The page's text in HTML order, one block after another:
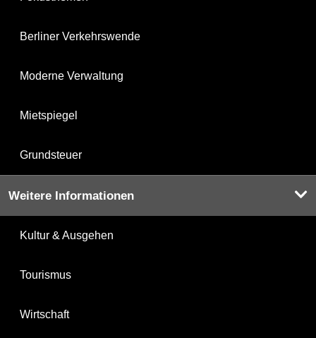
Berliner Verkehrswende
Moderne Verwaltung
Mietspiegel
Grundsteuer
Weitere Informationen
Kultur & Ausgehen
Tourismus
Wirtschaft